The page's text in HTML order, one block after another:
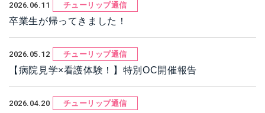
2026.06.11 チューリップ通信
卒業生が帰ってきました！
2026.05.12 チューリップ通信
【病院見学×看護体験！】特別OC開催報告
2026.04.20 チューリップ通信